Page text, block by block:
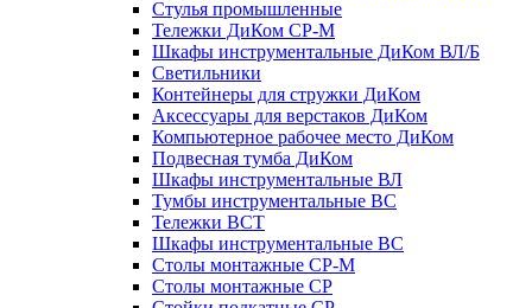
Стулья промышленные
Тележки ДиКом СР-М
Шкафы инструментальные ДиКом ВЛ/Б
Светильники
Контейнеры для стружки ДиКом
Аксессуары для верстаков ДиКом
Компьютерное рабочее место ДиКом
Подвесная тумба ДиКом
Шкафы инструментальные ВЛ
Тумбы инструментальные ВС
Тележки ВСТ
Шкафы инструментальные ВС
Столы монтажные СР-М
Столы монтажные СР